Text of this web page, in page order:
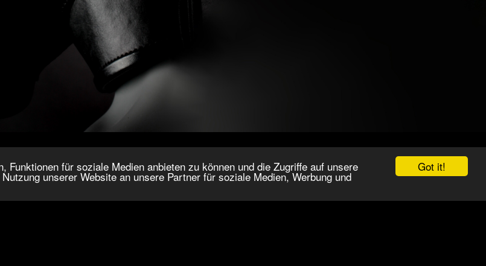
Got it!
für soziale Medien anbieten zu können und die Zugriffe auf unsere
unserer Website an unsere Partner für soziale Medien, Werbung und